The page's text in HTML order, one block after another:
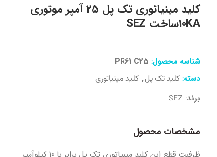
کلید مینیاتوری تک پل 25 آمپر موتوری
10KAساخت SEZ
شناسه محصول: PR61 C25
دسته: کلید تک پل, کلید مینیاتوری
برند: SEZ
مشخصات محصول
ظرفیت قطع این کلید مینیاتوری تک پل برابر با 10 کیلوآمپر